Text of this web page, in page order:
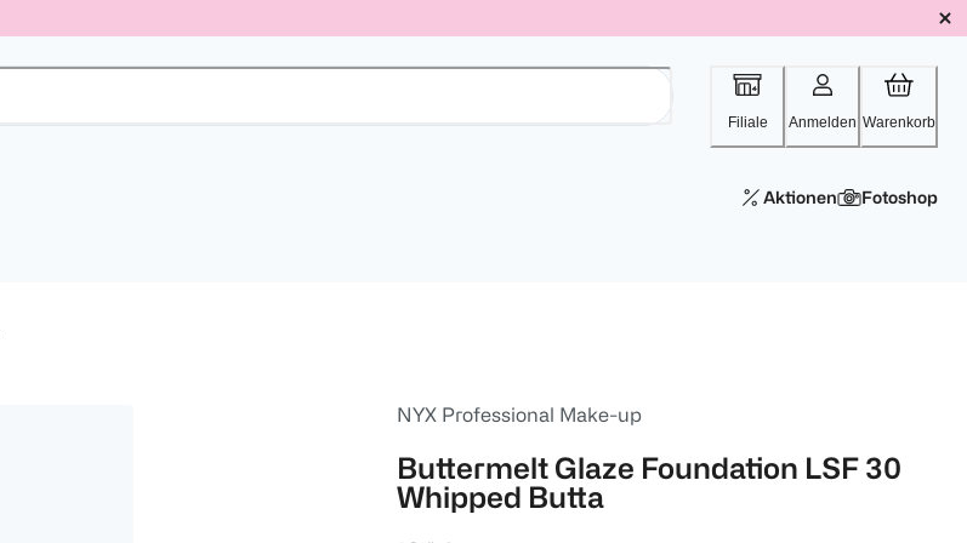
Filiale Anmelden Warenkorb
Aktionen Fotoshop
NYX Professional Make-up
Buttermelt Glaze Foundation LSF 30
Whipped Butta